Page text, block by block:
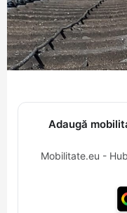
Adaugă
Mobilitate.eu -